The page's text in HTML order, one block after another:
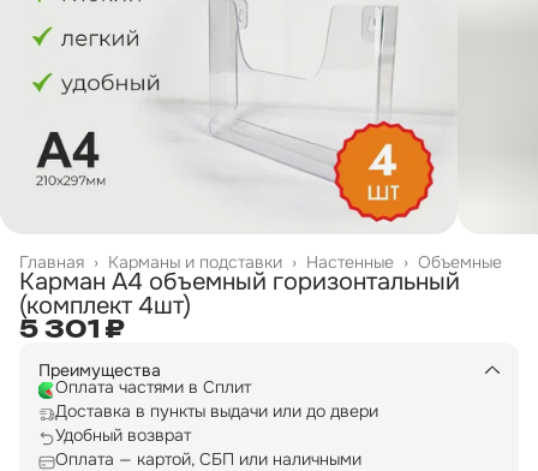
Объемные
Настенные ›
Карманы и подставки ›
Главная ›
Карман А4 объемный горизонтальный
(комплект 4шт)
5 301 ₽
Преимущества
Оплата частями в Сплит
Доставка в пункты выдачи или до двери
Удобный возврат
Оплата — картой, СБП или наличными